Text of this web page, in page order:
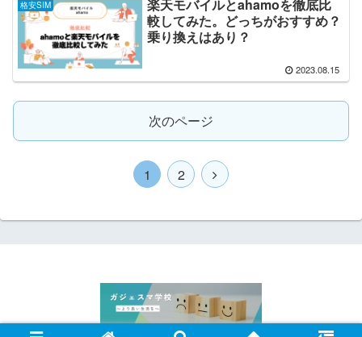
格安SIM
楽天モバイルとahamoを徹底比
較してみた。どっちがおすすめ？
乗り換えはあり？
2023.08.15
次のページ
1 2